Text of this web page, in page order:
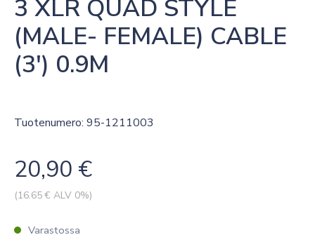
3 XLR QUAD STYLE
(MALE- FEMALE) CABLE
(3′) 0.9M
Tuotenumero: 95-1211003
20,90 €
(16.65€ ALV 0%)
Varastossa